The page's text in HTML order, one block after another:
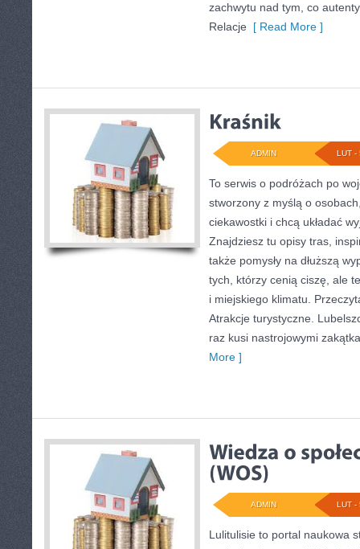
zachwytu nad tym, co
Relacje [ Read More ]
LUT -
ADMIN
To serwis o podróżach po
stworzony z myślą o
ciekawostki i chcą układać
Znajdziesz tu opisy tras,
także pomysły na dłuższą
tych, którzy cenią ciszę, ale
i miejskiego klimatu.
Atrakcje turystyczne.
raz kusi nastrojowymi
More ]
LUT -
ADMIN
Lulitulisie to portal naukowa